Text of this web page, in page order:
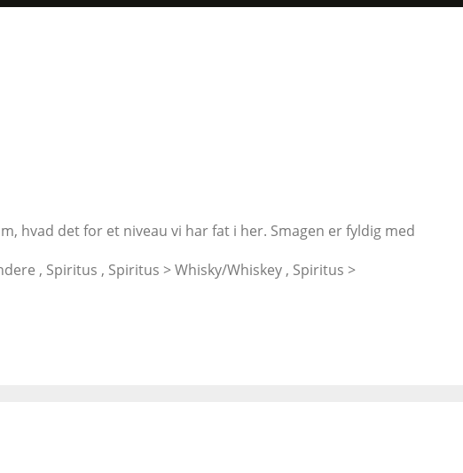
hvad det for et niveau vi har fat i her. Smagen er fyldig med
, Spiritus , Spiritus > Whisky/Whiskey , Spiritus >